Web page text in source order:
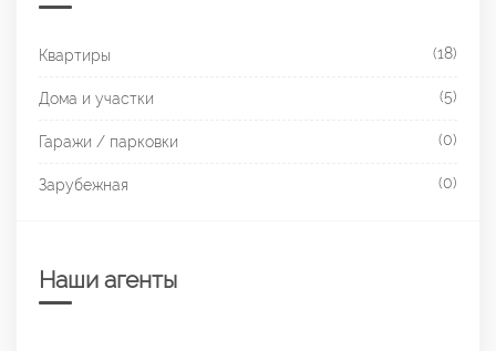
Квартиры (18)
Дома и участки (5)
Гаражи / парковки (0)
Зарубежная (0)
Наши агенты